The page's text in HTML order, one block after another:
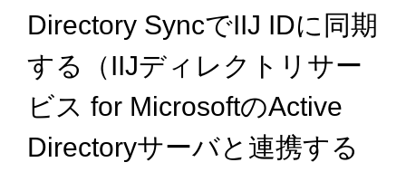
Directory SyncでIIJ IDに同期
する（IIJディレクトリサー
ビス for MicrosoftのActive
Directoryサーバと連携する